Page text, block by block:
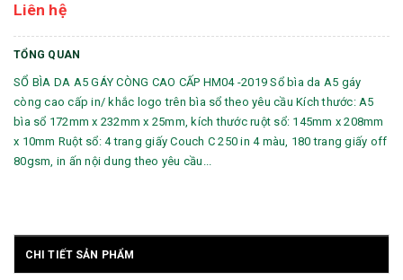
Liên hệ
TỔNG QUAN
SỔ BÌA DA A5 GÁY CÒNG CAO CẤP HM04 -2019 Sổ bìa da A5 gáy
còng cao cấp in/ khắc logo trên bìa sổ theo yêu cầu Kích thước: A5
bìa sổ 172mm x 232mm x 25mm, kích thước ruột sổ: 145mm x 208mm
x 10mm Ruột sổ: 4 trang giấy Couch C 250 in 4 màu, 180 trang giấy off
80gsm, in ấn nội dung theo yêu cầu...
CHI TIẾT SẢN PHẨM